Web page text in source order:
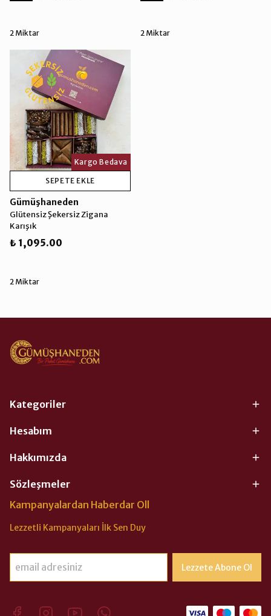
2 Miktar 2 Miktar
Kargo Bedava
SEPETE EKLE
Gümüşhaneden
Glütensiz Şekersiz Zigana
Karışık
₺ 1,095.00
2 Miktar
Kategoriler
Hesabım
Hakkımızda
Sözleşmeler
Kampanyalardan Haberdar Oll
Lezzetli Kampanyaları İlk Sen Duy
Lezzete Abone Ol